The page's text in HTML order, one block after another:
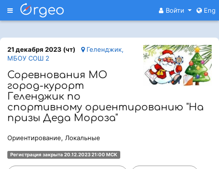
Меню Войти Eng
21 декабря 2023 (чт)
Геленджик,
МБОУ СОШ 2
Соревнования МО
город-курорт
Геленджик по
спортивному ориентированию "На
призы Деда Мороза"
Ориентирование, Локальные
Регистрация закрыта 20.12.2023 21:00 МСК